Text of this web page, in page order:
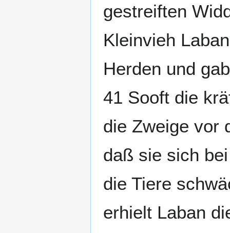
gestreiften
Kleinvieh
Herden und
41 Sooft die
die Zweige vor
daß sie sich
die Tiere
erhielt Laban